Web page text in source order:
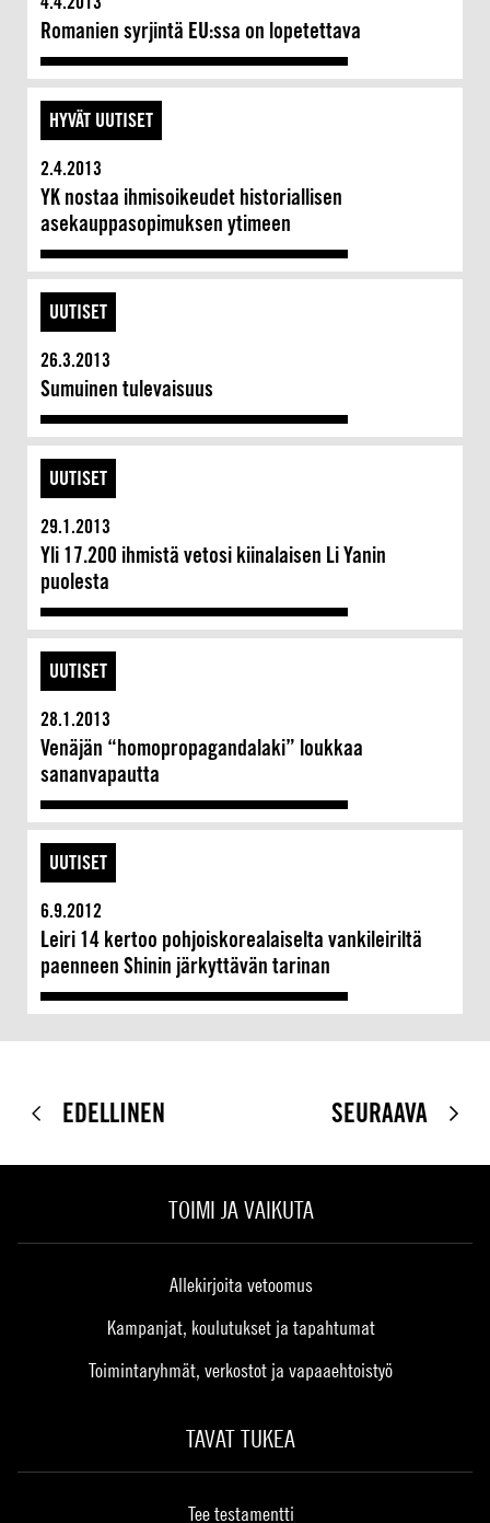
Romanien syrjintä EU:ssa on lopetettava
HYVÄT UUTISET
2.4.2013
YK nostaa ihmisoikeudet historiallisen
asekauppasopimuksen ytimeen
UUTISET
26.3.2013
Sumuinen tulevaisuus
UUTISET
29.1.2013
Yli 17.200 ihmistä vetosi kiinalaisen Li Yanin
puolesta
UUTISET
28.1.2013
Venäjän “homopropagandalaki” loukkaa
sananvapautta
UUTISET
6.9.2012
Leiri 14 kertoo pohjoiskorealaiselta vankileiriltä
paenneen Shinin järkyttävän tarinan
EDELLINEN SEURAAVA
TOIMI JA VAIKUTA
Allekirjoita vetoomus
Kampanjat, koulutukset ja tapahtumat
Toimintaryhmät, verkostot ja vapaaehtoistyö
TAVAT TUKEA
Tee testamentti